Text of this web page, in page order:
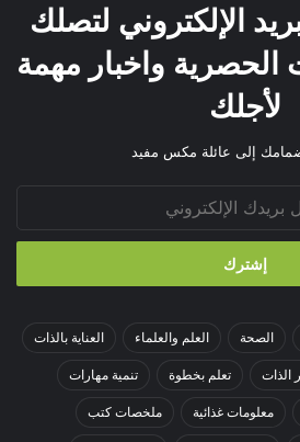
الإلكتروني لتصلك
الحصرية واخبار مهمة
لأجلك
إلى عائلة مكس مفيد
الصحة العلم والعلماء العناية بالذات
الذات تعلم بخطوة تنمية مهارات
معلومات غذائية ملخصات كتب